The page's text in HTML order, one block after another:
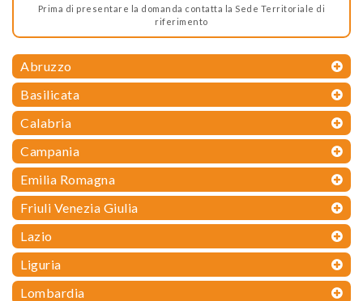
Prima di presentare la domanda contatta la Sede Territoriale di
riferimento
Abruzzo
Basilicata
Calabria
Campania
Emilia Romagna
Friuli Venezia Giulia
Lazio
Liguria
Lombardia